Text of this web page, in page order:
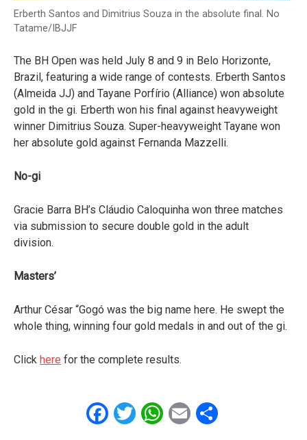
Erberth Santos and Dimitrius Souza in the absolute final. No
Tatame/IBJJF
The BH Open was held July 8 and 9 in Belo Horizonte,
Brazil, featuring a wide range of contests. Erberth Santos
(Almeida JJ) and Tayane Porfírio (Alliance) won absolute
gold in the gi. Erberth won his final against heavyweight
winner Dimitrius Souza. Super-heavyweight Tayane won
her absolute gold against Fernanda Mazzelli.
No-gi
Gracie Barra BH’s Cláudio Caloquinha won three matches
via submission to secure double gold in the adult
division.
Masters’
Arthur César “Gogó was the big name here. He swept the
whole thing, winning four gold medals in and out of the gi.
Click here for the complete results.
Facebook
Twitter
WhatsApp
EmailShare